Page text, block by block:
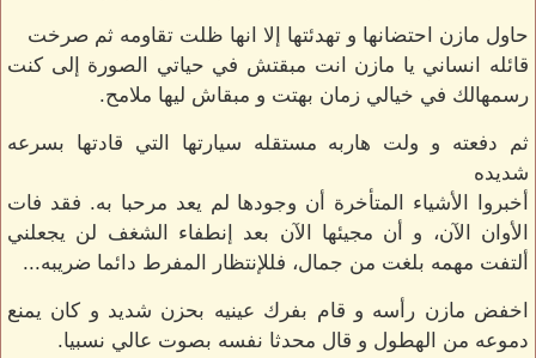
حاول مازن احتضانها و تهدئتها إلا انها ظلت تقاومه ثم صرخت
قائله انساني يا مازن انت مبقتش في حياتي الصورة إلى كنت
رسمهالك في خيالي زمان بهتت و مبقاش ليها ملامح.
ثم دفعته و ولت هاربه مستقله سيارتها التي قادتها بسرعه
شديده
أخبروا الأشياء المتأخرة أن وجودها لم يعد مرحبا به. فقد فات
الأوان الآن، و أن مجيئها الآن بعد إنطفاء الشغف لن يجعلني
ألتفت مهمه بلغت من جمال، فللإنتظار المفرط دائما ضريبه...
اخفض مازن رأسه و قام بفرك عينيه بحزن شديد و كان يمنع
دموعه من الهطول و قال محدثا نفسه بصوت عالي نسبيا.